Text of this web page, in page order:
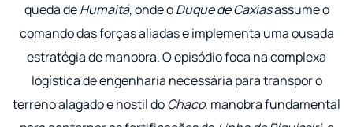
queda deHumaitá, onde oDuque de Caxiasassume o
comando das forças aliadas e implementa uma ousada
estratégia de manobra. O episódio foca na complexa
logística de engenharia necessária para transpor o
terreno alagado e hostil doChaco, manobra fundamental